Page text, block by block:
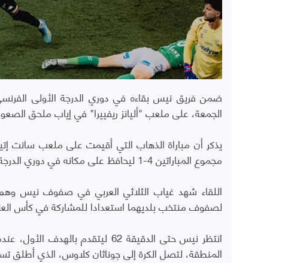
الجمعة، على ملعب "أليانز ريفييرا" في إياب ملحق
يذكر أن مباراة الذهاب التي أقيمت على ملعب سانت
مجموع المباراتين 4-1 ليحافظ على مكانه في دوري الدرجة الأولى، بينما بقي سانت إتيان في دوري الدرجة الثانية.
اللقاء شهد غياب الثلاثي العربي في صفوف نيس
لصفوف منتخب بلديهما استعدادا للمشاركة في كأس العالم 2026، والدولي الجزائري هشام بوداوي
انتظر نيس حتى الدقيقة 62
المنطقة، لتصل الكرة إلى جوناثان كلاوس، الذي أطلق